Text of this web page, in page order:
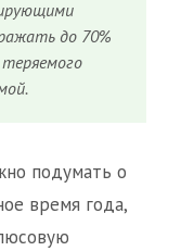
до 70%
подумать о
время года,